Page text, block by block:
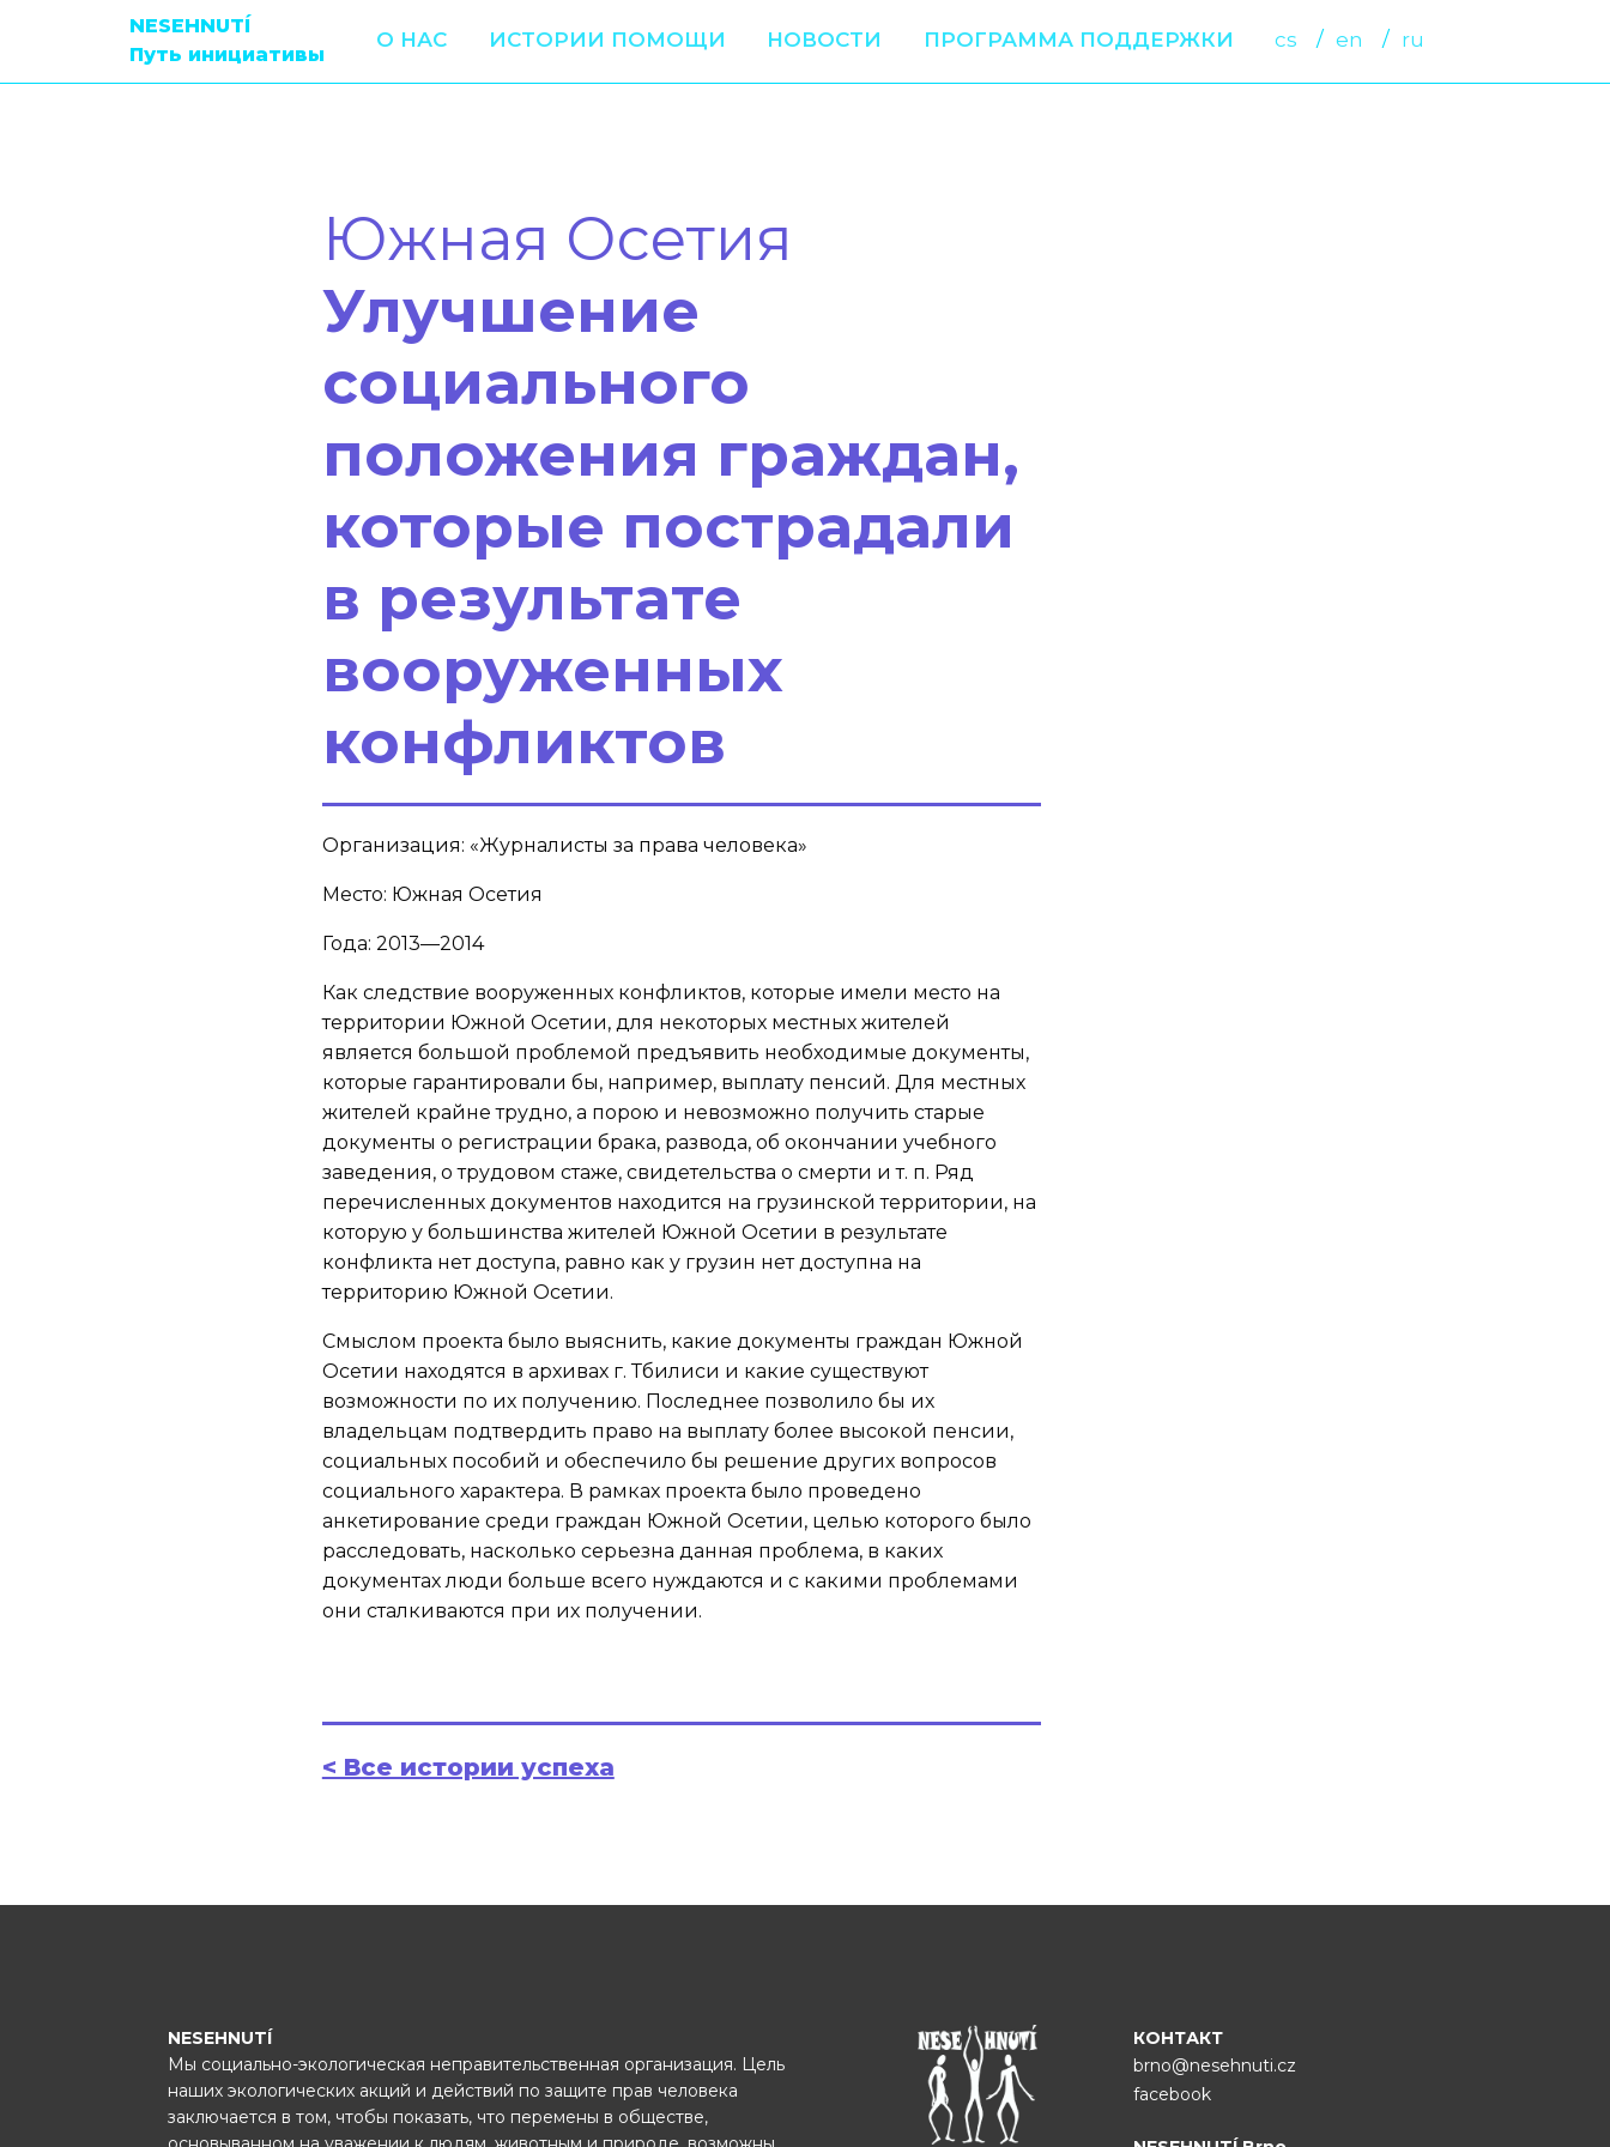
NESEHNUTÍ
Путь инициативы
О НАС ИСТОРИИ ПОМОЩИ НОВОСТИ ПРОГРАММА ПОДДЕРЖКИ cs en ru
Южная Осетия
Улучшение
социального
положения граждан,
которые пострадали
в результате
вооруженных
конфликтов
Организация: «Журналисты за права человека»
Место: Южная Осетия
Года: 2013—2014
Как следствие вооруженных конфликтов, которые имели место на
территории Южной Осетии, для некоторых местных жителей
является большой проблемой предъявить необходимые документы,
которые гарантировали бы, например, выплату пенсий. Для местных
жителей крайне трудно, а порою и невозможно получить старые
документы о регистрации брака, развода, об окончании учебного
заведения, о трудовом стаже, свидетельства о смерти и т. п. Ряд
перечисленных документов находится на грузинской территории, на
которую у большинства жителей Южной Осетии в результате
конфликта нет доступа, равно как у грузин нет доступна на
территорию Южной Осетии.
Смыслом проекта было выяснить, какие документы граждан Южной
Осетии находятся в архивах г. Тбилиси и какие существуют
возможности по их получению. Последнее позволило бы их
владельцам подтвердить право на выплату более высокой пенсии,
социальных пособий и обеспечило бы решение других вопросов
социального характера. В рамках проекта было проведено
анкетирование среди граждан Южной Осетии, целью которого было
расследовать, насколько серьезна данная проблема, в каких
документах люди больше всего нуждаются и с какими проблемами
они сталкиваются при их получении.
< Все истории успеха
NESEHNUTÍ
Мы социально-экологическая неправительственная организация. Цель
наших экологических акций и действий по защите прав человека
заключается в том, чтобы показать, что перемены в обществе,
КОНТАКТ
brno@nesehnuti.cz
facebook